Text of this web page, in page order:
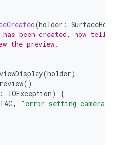
(holder :
been created, now tell
the preview.
(holder)
()
: IOException)
{
TAG,
"error setting camera